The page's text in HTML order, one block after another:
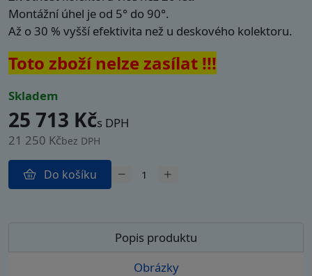
Montážní úhel je od 5° do 90°.
Až o 30 % vyšší efektivita než u deskového kolektoru.
Toto zboží nelze zasílat !!!
skladem
25 713 Kčs DPH
21 250 Kčbez DPH
Do košíku
Popis produktu
Obrázky